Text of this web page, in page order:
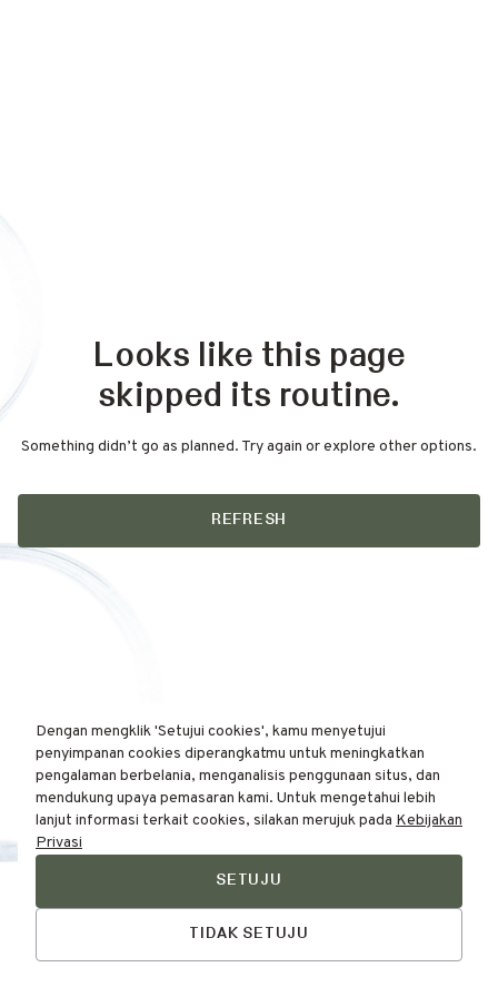
Looks like this page
skipped its routine.
Something didn’t go as planned. Try again or explore other options.
REFRESH
Dengan mengklik 'Setujui cookies', kamu menyetujui
penyimpanan cookies diperangkatmu untuk meningkatkan
pengalaman berbelania, menganalisis penggunaan situs, dan
mendukung upaya pemasaran kami. Untuk mengetahui lebih
lanjut informasi terkait cookies, silakan merujuk pada Kebijakan
Privasi
SETUJU
TIDAK SETUJU
Find Your